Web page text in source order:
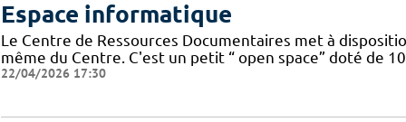
Espace informatique
Le Centre de Ressources Documentaires met à
même du Centre. C'est un petit “ open space” doté de
22/04/2026 17:30